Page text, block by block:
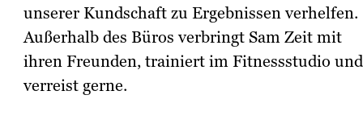
unserer Kundschaft zu Ergebnissen verhelfen.
Außerhalb des Büros verbringt Sam Zeit mit
ihren Freunden, trainiert im Fitnessstudio und
verreist gerne.